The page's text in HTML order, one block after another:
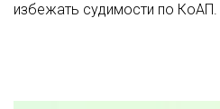
избежать судимости по КоАП.